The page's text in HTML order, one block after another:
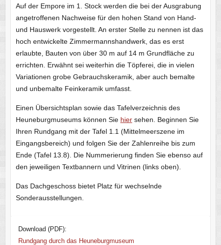
Auf der Empore im 1. Stock werden die bei der Ausgrabung
angetroffenen Nachweise für den hohen Stand von Hand-
und Hauswerk vorgestellt. An erster Stelle zu nennen ist das
hoch entwickelte Zimmermannshandwerk, das es erst
erlaubte, Bauten von über 30 m auf 14 m Grundfläche zu
errichten. Erwähnt sei weiterhin die Töpferei, die in vielen
Variationen grobe Gebrauchskeramik, aber auch bemalte
und unbemalte Feinkeramik umfasst.
Einen Übersichtsplan sowie das Tafelverzeichnis des
Heuneburgmuseums können Sie hiersehen. Beginnen Sie
Ihren Rundgang mit der Tafel 1.1 (Mittelmeerszene im
Eingangsbereich) und folgen Sie der Zahlenreihe bis zum
Ende (Tafel 13.8). Die Nummerierung finden Sie ebenso auf
den jeweiligen Textbannern und Vitrinen (links oben).
Das Dachgeschoss bietet Platz für wechselnde
Sonderausstellungen.
Download (PDF):
Rundgang durch das Heuneburgmuseum